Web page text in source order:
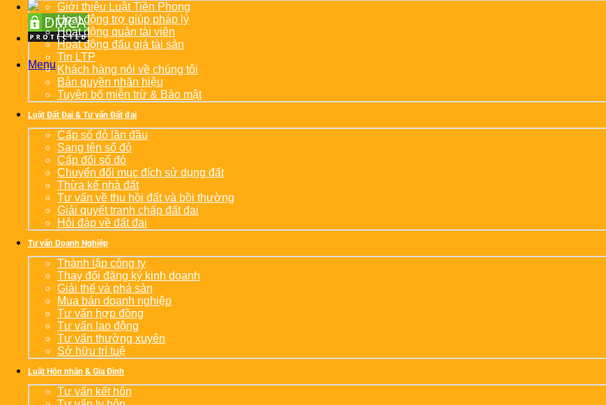
Menu
Giới thiệu Luật Tiền Phong
Hoạt động trợ giúp pháp lý
Hoạt động quản tài viên
Hoạt động đấu giá tài sản
Tin LTP
Khách hàng nói về chúng tôi
Bản quyền nhãn hiệu
Tuyên bố miễn trừ & Bảo mật
Luật Đất Đai & Tư vấn Đất đai
Cấp sổ đỏ lần đầu
Sang tên sổ đỏ
Cấp đổi sổ đỏ
Chuyển đổi mục đích sử dụng đất
Thừa kế nhà đất
Tư vấn về thu hồi đất và bồi thường
Giải quyết tranh chấp đất đai
Hỏi đáp về đất đai
Tư vấn Doanh Nghiệp
Thành lập công ty
Thay đổi đăng ký kinh doanh
Giải thể và phá sản
Mua bán doanh nghiệp
Tư vấn hợp đồng
Tư vấn lao động
Tư vấn thường xuyên
Sở hữu trí tuệ
Luật Hôn nhân & Gia Đình
Tư vấn kết hôn